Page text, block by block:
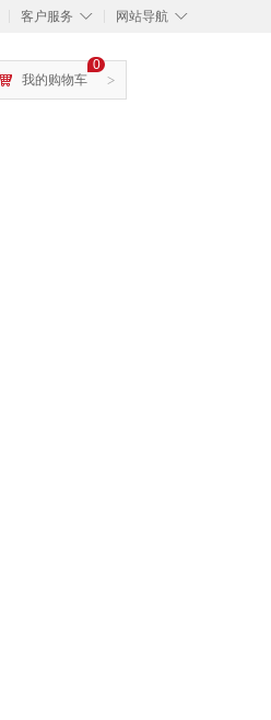
◇
客户服务 ◇
网站导航
>
0
我的购物车